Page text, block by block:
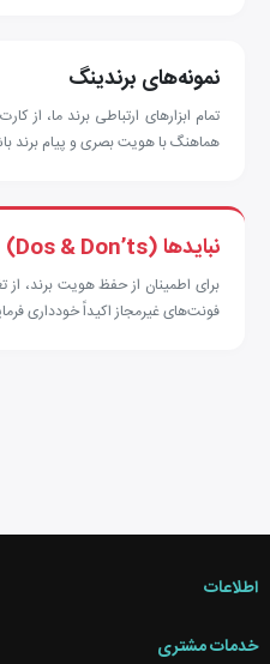
نمونه‌های برندینگ
تمام ابزارهای ارتباطی برند ما، از
هماهنگ با هویت بصری و پیام برند
نبایدها (Dos & Don’ts)
برای اطمینان از حفظ هویت برند، از
فونت‌های غیرمجاز اکیداً خودداری
اطلاعات
خدمات مشتری